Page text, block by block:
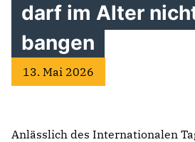
darf im Alter
bangen
13. Mai 2026
Anlässlich des Internationalen